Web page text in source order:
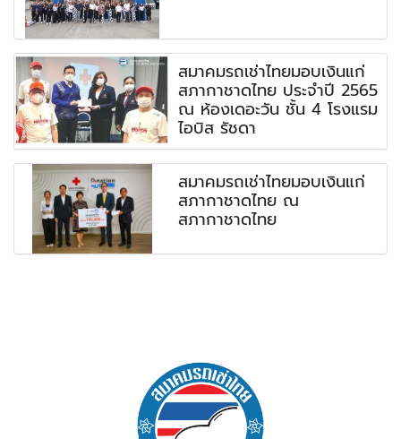
สมาคมรถเช่าไทยมอบเงินแก่
สภากาชาดไทย ประจำปี 2565
ณ ห้องเดอะวัน ชั้น 4 โรงแรม
ไอบิส รัชดา
สมาคมรถเช่าไทยมอบเงินแก่
สภากาชาดไทย ณ
สภากาชาดไทย